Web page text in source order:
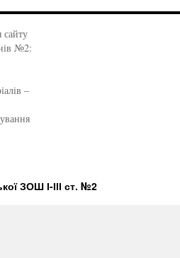
сайту
№2:
–
ЗОШ І-ІІІ ст. №2